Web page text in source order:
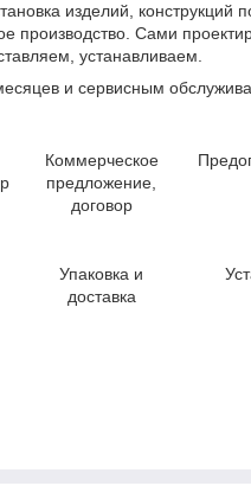
изделий, конструкций
производство. Сами
устанавливаем.
и сервисным
Коммерческое
предложение,
договор
Упаковка и
доставка